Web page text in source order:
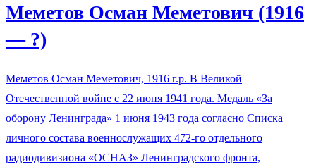
Меметов Осман Меметович (1916
— ?)
Меметов Осман Меметович, 1916 г.р. В Великой
Отечественной войне с 22 июня 1941 года. Медаль «За
оборону Ленинграда» 1 июня 1943 года согласно Списка
личного состава военнослужащих 472-го отдельного
радиодивизиона «ОСНАЗ» Ленинградского фронта,